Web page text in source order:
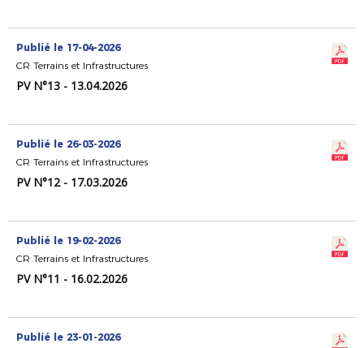
Publié le 17-04-2026
CR Terrains et Infrastructures
PV N°13 - 13.04.2026
Publié le 26-03-2026
CR Terrains et Infrastructures
PV N°12 - 17.03.2026
Publié le 19-02-2026
CR Terrains et Infrastructures
PV N°11 - 16.02.2026
Publié le 23-01-2026